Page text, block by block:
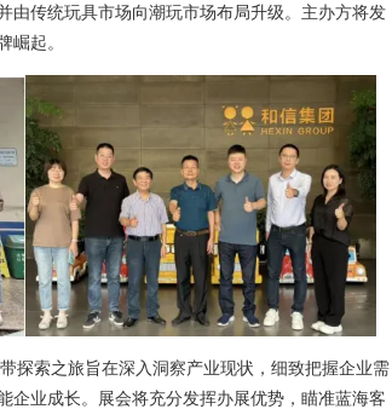
由传统玩具市场向潮玩市场布局升级。主办方将发
崛起。
探索之旅旨在深入洞察产业现状，细致把握企业需
企业成长。展会将充分发挥办展优势，瞄准蓝海客